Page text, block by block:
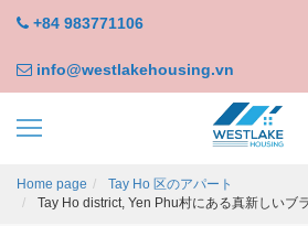
+84 983771106
info@westlakehousing.vn
Home page
Tay Ho 区のアパート
Tay Ho district, Yen Phu村にある真新しいブ